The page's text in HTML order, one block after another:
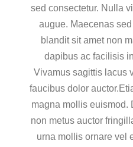
sed consectetur. Nulla
augue. Maecenas
blandit sit amet non
dapibus ac facilisis
Vivamus sagittis lacus
faucibus dolor
magna mollis euismod.
non metus auctor
urna mollis ornare vel